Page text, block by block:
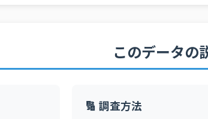
このデータの
🔢 調査方法